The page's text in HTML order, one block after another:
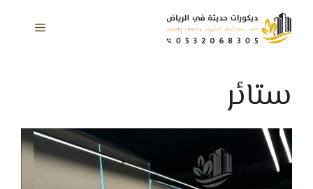
المحتوى
القائمة
ستائر